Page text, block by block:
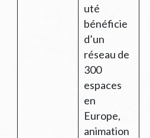
uté
bénéficie
d’un
réseau de
300
espaces
en
Europe,
animation